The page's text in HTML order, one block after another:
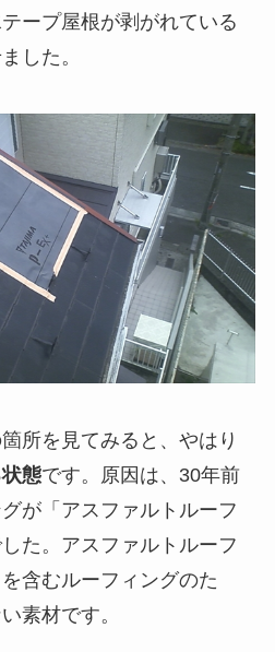
ープ屋根が剥がれている
した。
所を見てみると、やはり
態です。原因は、30年前
が「アスファルトルーフ
た。アスファルトルーフ
含むルーフィングのた
素材です。